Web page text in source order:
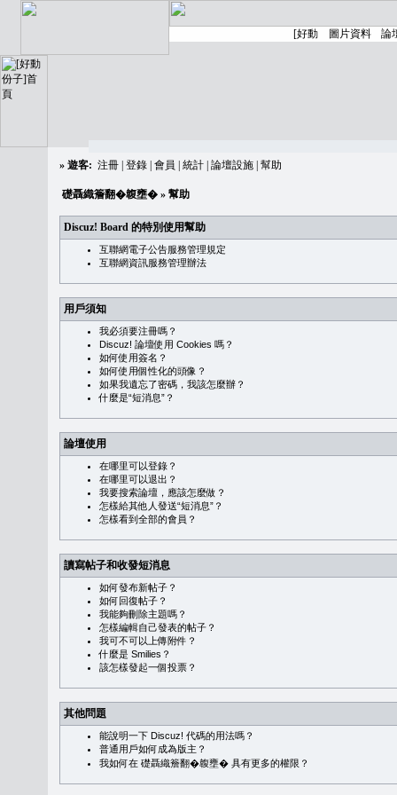
» 遊客: 注冊 登錄 會員 統計 論壇設施 幫助
礎聶織簷翻�䪖壅� » 幫助
Discuz! Board 的特別使用幫助
互聯網電子公告服務管理規定
互聯網資訊服務管理辦法
用戶須知
我必須要注冊嗎？
Discuz! 論壇使用 Cookies 嗎？
如何使用簽名？
如何使用個性化的頭像？
如果我遺忘了密碼，我該怎麼辦？
什麼是“短消息”？
論壇使用
在哪里可以登錄？
在哪里可以退出？
我要搜索論壇，應該怎麼做？
怎樣給其他人發送“短消息”？
怎樣看到全部的會員？
讀寫帖子和收發短消息
如何發布新帖子？
如何回復帖子？
我能夠刪除主題嗎？
怎樣編輯自己發表的帖子？
我可不可以上傳附件？
什麼是 Smilies？
該怎樣發起一個投票？
其他問題
能說明一下 Discuz! 代碼的用法嗎？
普通用戶如何成為版主？
我如何在 礎聶織簷翻�䪖壅� 具有更多的權限？